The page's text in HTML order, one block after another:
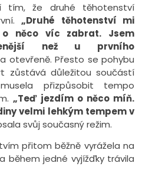
tím, že druhé těhotenství
„Druhé těhotenství mi
něco víc zabrat. Jsem
než u prvního
otevřeně. Přesto se pohybu
zůstává důležitou součástí
přizpůsobit tempo
„Teď jezdím o něco míň.
velmi lehkým tempem v
svůj současný režim.
přitom běžně vyrážela na
během jedné vyjížďky trávila